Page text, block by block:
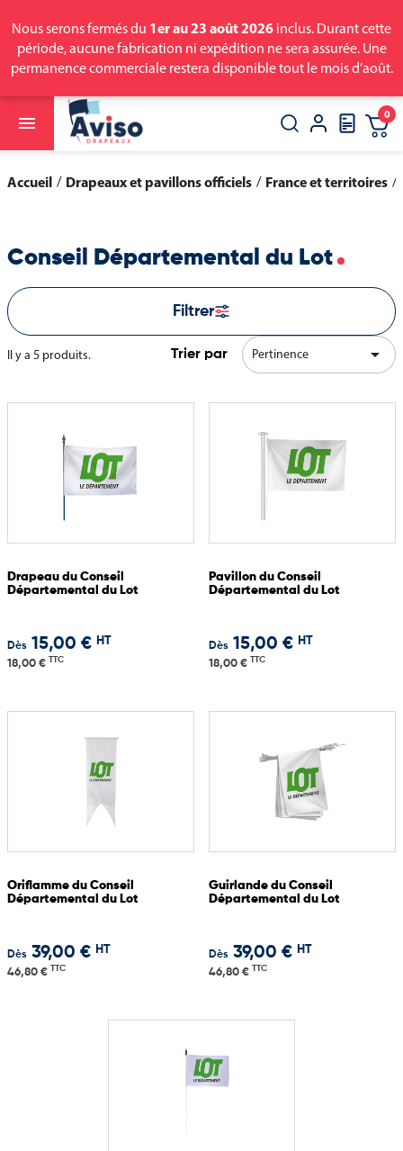
Nous serons fermés du 1er au 23 août 2026 inclus. Durant cette
période, aucune fabrication ni expédition ne sera assurée. Une
permanence commerciale restera disponible tout le mois d’août.
 0
search
Accueil Drapeaux et pavillons officiels France et territoires
Conseil Départemental du Lot
Filtrer
Il y a 5 produits. Trier par Pertinence 
Drapeau du Conseil
Départemental du Lot
Dès 15,00 € HT
18,00 € TTC
Pavillon du Conseil
Départemental du Lot
Dès 15,00 € HT
18,00 € TTC
Oriflamme du Conseil
Départemental du Lot
Dès 39,00 € HT
46,80 € TTC
Guirlande du Conseil
Départemental du Lot
Dès 39,00 € HT
46,80 € TTC